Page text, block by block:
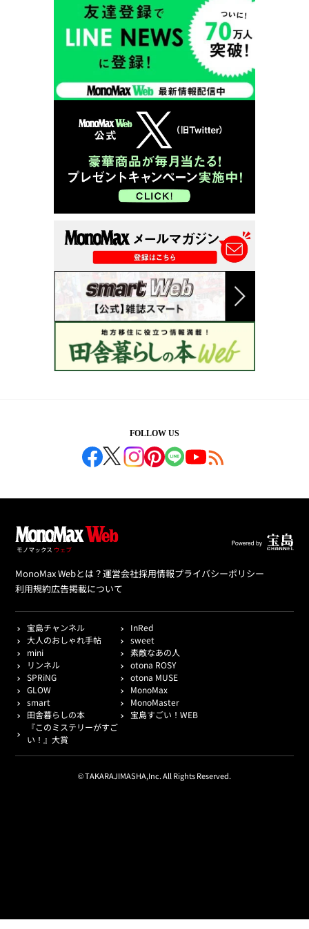
FOLLOW US
MonoMax Webとは？運営会社採用情報プライバシーポリシー
利用規約広告掲載について
宝島チャンネル
InRed
大人のおしゃれ手帖
sweet
mini
素敵なあの人
リンネル
otona ROSY
SPRiNG
otona MUSE
GLOW
MonoMax
smart
MonoMaster
田舎暮らしの本
宝島すごい！WEB
『このミステリーがすご
い！』大賞
© TAKARAJIMASHA,Inc. All Rights Reserved.